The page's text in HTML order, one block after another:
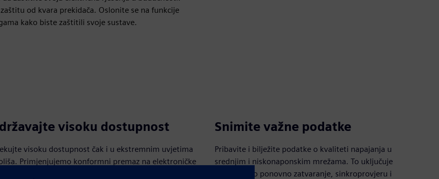
od kvara prekidača. Oslonite se na funkcije
kako biste zaštitili svoje sustave.
visoku dostupnost
visoku dostupnost čak i u ekstremnim uvjetima
Primjenjujemo konformni premaz na elektroničke
Snimite važne podatke
Pribavite i bilježite podatke o kvaliteti napajanja u
srednjim i niskonaponskim mrežama. To uključuje
automatsko ponovno zatvaranje, sinkroprovjeru i